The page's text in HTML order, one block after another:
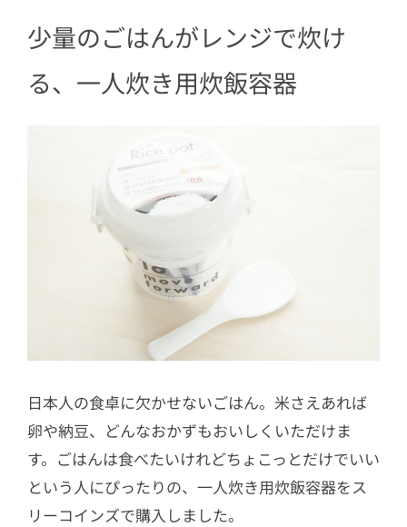
少量のごはんがレンジで炊け
る、一人炊き用炊飯容器
日本人の食卓に欠かせないごはん。米さえあれば
卵や納豆、どんなおかずもおいしくいただけま
す。ごはんは食べたいけれどちょこっとだけでいい
という人にぴったりの、一人炊き用炊飯容器をス
リーコインズで購入しました。